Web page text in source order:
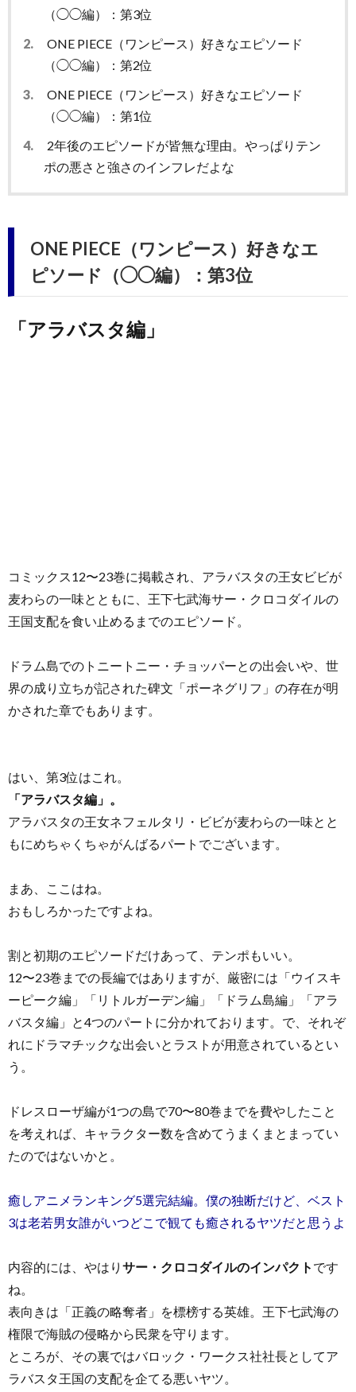
（◯◯編）：第3位
2.
ONE PIECE（ワンピース）好きなエピソード
（◯◯編）：第2位
3.
ONE PIECE（ワンピース）好きなエピソード
（◯◯編）：第1位
4.
2年後のエピソードが皆無な理由。やっぱりテン
ポの悪さと強さのインフレだよな
ONE PIECE（ワンピース）好きなエ
ピソード（◯◯編）：第3位
「アラバスタ編」
コミックス12〜23巻に掲載され、アラバスタの王女ビビが
麦わらの一味とともに、王下七武海サー・クロコダイルの
王国支配を食い止めるまでのエピソード。
ドラム島でのトニートニー・チョッパーとの出会いや、世
界の成り立ちが記された碑文「ポーネグリフ」の存在が明
かされた章でもあります。
はい、第3位はこれ。
「アラバスタ編」。
アラバスタの王女ネフェルタリ・ビビが麦わらの一味とと
もにめちゃくちゃがんばるパートでございます。
まあ、ここはね。
おもしろかったですよね。
割と初期のエピソードだけあって、テンポもいい。
12〜23巻までの長編ではありますが、厳密には「ウイスキ
ーピーク編」「リトルガーデン編」「ドラム島編」「アラ
バスタ編」と4つのパートに分かれております。で、それぞ
れにドラマチックな出会いとラストが用意されているとい
う。
ドレスローザ編が1つの島で70〜80巻までを費やしたこと
を考えれば、キャラクター数を含めてうまくまとまってい
たのではないかと。
癒しアニメランキング5選完結編。僕の独断だけど、ベスト
3は老若男女誰がいつどこで観ても癒されるヤツだと思うよ
内容的には、やはり サー・クロコダイルのインパクト です
ね。
表向きは「正義の略奪者」を標榜する英雄。王下七武海の
権限で海賊の侵略から民衆を守ります。
ところが、その裏ではバロック・ワークス社社長としてア
ラバスタ王国の支配を企てる悪いヤツ。